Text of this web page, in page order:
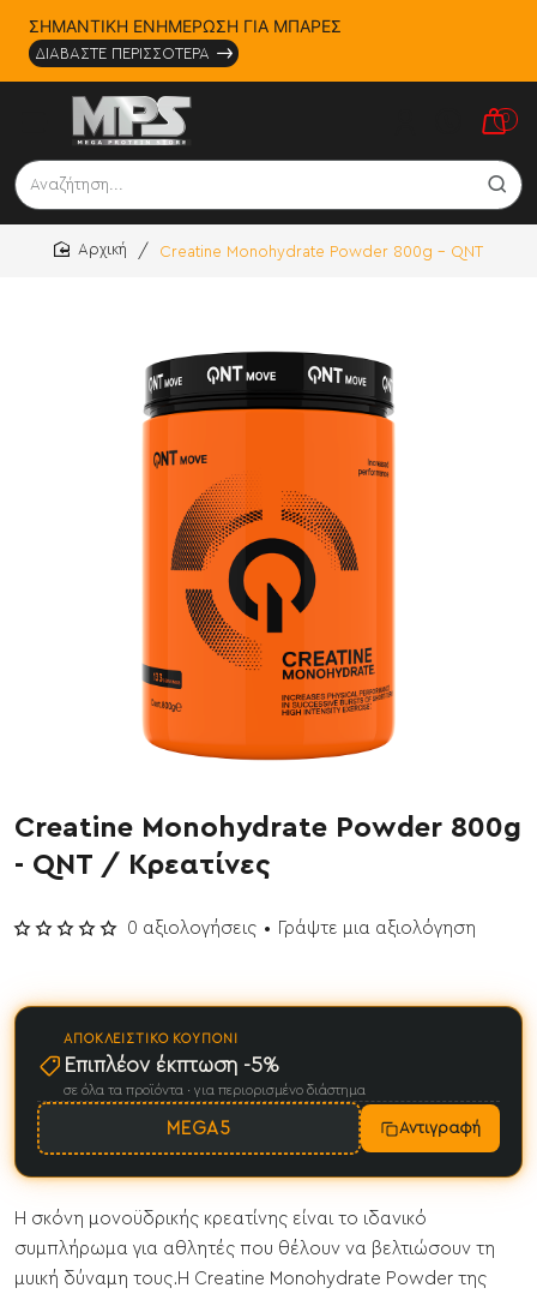
ΣΗΜΑΝΤΙΚΗ ΕΝΗΜΕΡΩΣΗ ΓΙΑ ΜΠΑΡΕΣ
ΔΙΑΒΑΣΤΕ ΠΕΡΙΣΣΟΤΕΡΑ
0
Αναζήτηση...
Creatine Monohydrate Powder 800g - QNT
Creatine Monohydrate Powder 800g
- QNT / Κρεατίνες
0 αξιολογήσεις • Γράψτε μια αξιολόγηση
ΑΠΟΚΛΕΙΣΤΙΚΌ ΚΟΥΠΌΝΙ
Επιπλέον έκπτωση -5%
σε όλα τα προϊόντα · για περιορισμένο διάστημα
MEGA5 Αντιγραφή
Η σκόνη μονοϋδρικής κρεατίνης είναι το ιδανικό
συμπλήρωμα για αθλητές που θέλουν να βελτιώσουν τη
μυική δύναμη τους.Η Creatine Monohydrate Powder της